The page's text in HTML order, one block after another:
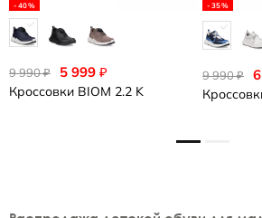
-40%
5 999 ₽
9 990₽
Кроссовки BIOM 2.2 K
-35%
9 990₽